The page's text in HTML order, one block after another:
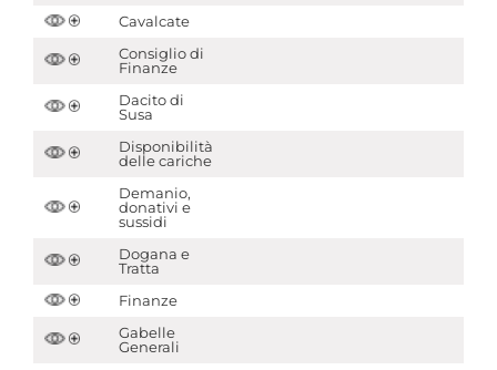
Cavalcate
Consiglio di
Finanze
Dacito di
Susa
Disponibilità
delle cariche
Demanio,
donativi e
sussidi
Dogana e
Tratta
Finanze
Gabelle
Generali